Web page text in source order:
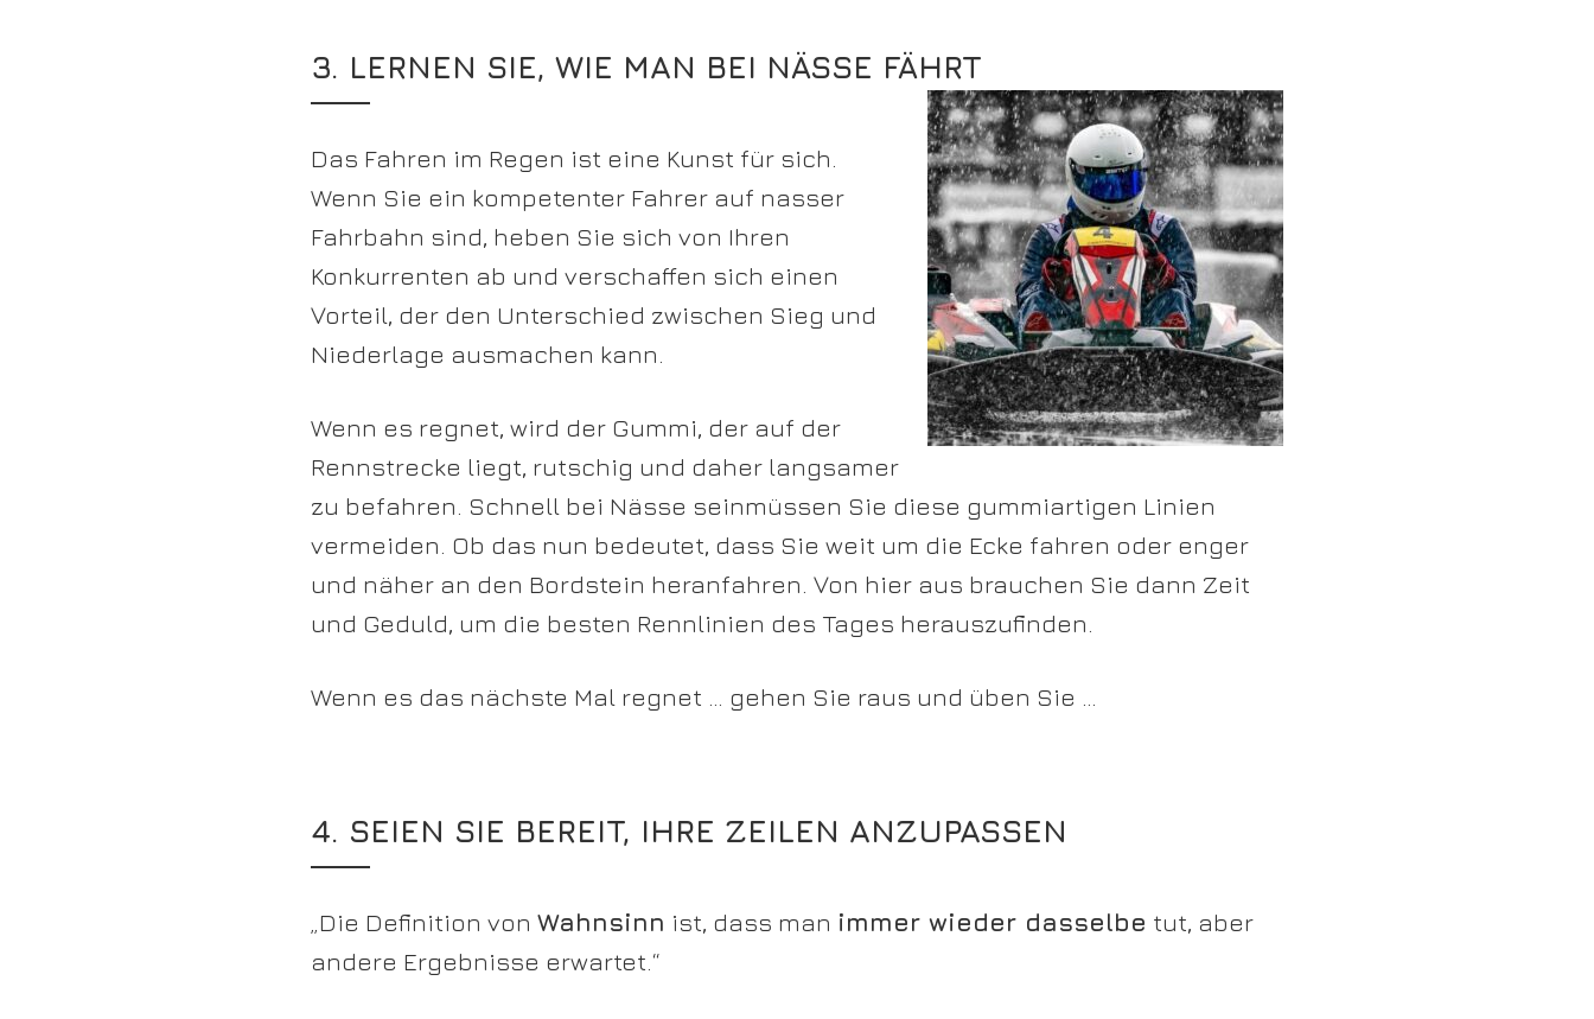
3. LERNEN SIE, WIE MAN BEI NÄSSE FÄHRT
Das Fahren im Regen ist eine Kunst für sich.
Wenn Sie ein kompetenter Fahrer auf nasser
Fahrbahn sind, heben Sie sich von Ihren
Konkurrenten ab und verschaffen sich einen
Vorteil, der den Unterschied zwischen Sieg und
Niederlage ausmachen kann.
Wenn es regnet, wird der Gummi, der auf der
Rennstrecke liegt, rutschig und daher langsamer
zu befahren. Schnell bei Nässe seinmüssen Sie diese gummiartigen Linien
vermeiden. Ob das nun bedeutet, dass Sie weit um die Ecke fahren oder enger
und näher an den Bordstein heranfahren. Von hier aus brauchen Sie dann Zeit
und Geduld, um die besten Rennlinien des Tages herauszufinden.
Wenn es das nächste Mal regnet … gehen Sie raus und üben Sie … ️
4. SEIEN SIE BEREIT, IHRE ZEILEN ANZUPASSEN
„Die Definition von Wahnsinn ist, dass man immer wieder dasselbe tut, aber
andere Ergebnisse erwartet.“